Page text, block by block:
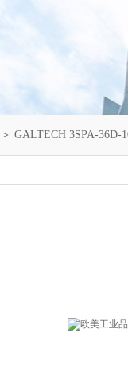
＞ GALTECH 3SPA-